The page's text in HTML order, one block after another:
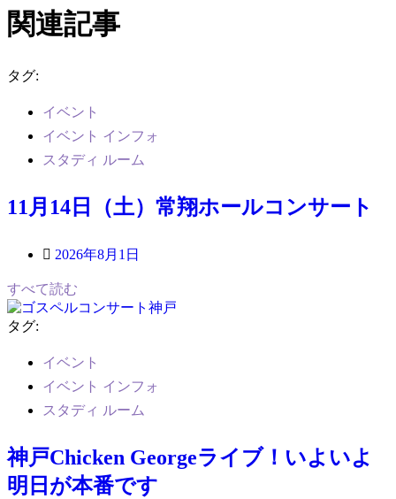
関連記事
タグ:
イベント
イベント インフォ
スタディ ルーム
11月14日（土）常翔ホールコンサート
2026年8月1日
すべて読む
タグ:
イベント
イベント インフォ
スタディ ルーム
神戸Chicken Georgeライブ！いよいよ
明日が本番です